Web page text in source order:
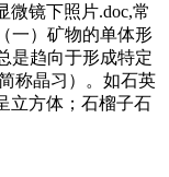
微镜下照片.doc,常
一）矿物的单体形
是趋向于形成特定
称晶习）。如石英
立方体；石榴子石